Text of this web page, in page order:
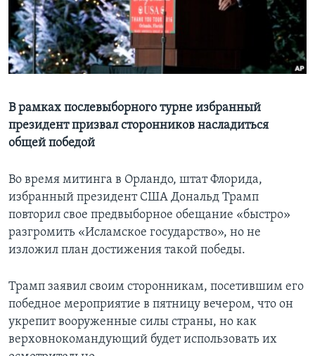
Learning English
СОЦИАЛЬНЫЕ СЕТИ
Языки
В рамках послевыборного турне избранный
президент призвал сторонников насладиться
общей победой
Во время митинга в Орландо, штат Флорида,
избранный президент США Дональд Трамп
повторил свое предвыборное обещание «быстро»
разгромить «Исламское государство», но не
изложил план достижения такой победы.
Трамп заявил своим сторонникам, посетившим его
победное мероприятие в пятницу вечером, что он
укрепит вооруженные силы страны, но как
верховнокомандующий будет использовать их